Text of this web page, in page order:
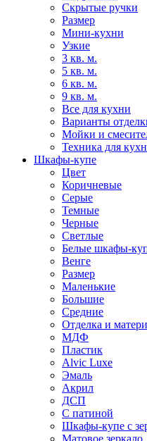
Скрытые ручки
Размер
Мини-кухни
Узкие
3 кв. м.
5 кв. м.
6 кв. м.
9 кв. м.
Все для кухни
Варианты
Мойки и
Техника для
Шкафы-купе
Цвет
Коричневые
Серые
Темные
Черные
Светлые
Белые шкафы-
Венге
Размер
Маленькие
Большие
Средние
Отделка и
МДФ
Пластик
Alvic Luxe
Эмаль
Акрил
ДСП
С патиной
Шкафы-купе с
Матовое зеркало